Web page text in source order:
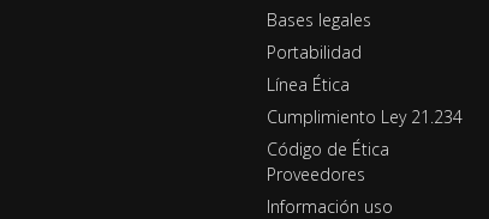
Bases legales
Portabilidad
Línea Ética
Cumplimiento Ley 21.234
Código de Ética
Proveedores
Información uso